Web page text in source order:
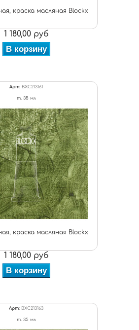
краска масляная Blockx
1 180,00 руб
В корзину
Арт: BXC213161
т. 35 мл
краска масляная Blockx
1 180,00 руб
В корзину
Арт: BXC213163
т. 35 мл